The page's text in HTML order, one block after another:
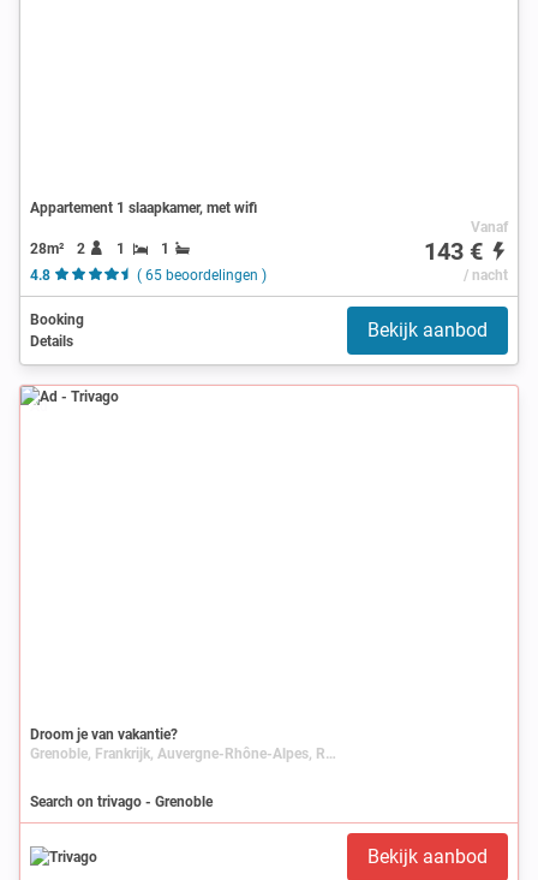
Appartement 1 slaapkamer, met wifi
28m² 2 1
1
4.8
( 65 beoordelingen )
Vanaf
143 €
/ nacht
Booking
Details
Bekijk aanbod
Ad
Droom je van vakantie?
Grenoble, Frankrijk, Auvergne-Rhône-Alpes, Rhône-Alpes, Isère
Search on trivago - Grenoble
Bekijk aanbod